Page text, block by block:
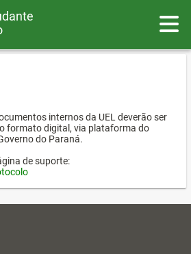
internos da UEL deverão ser
formato digital, via plataforma do
do Paraná.
de suporte: